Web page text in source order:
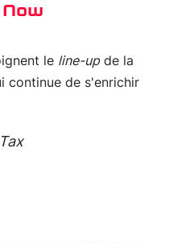
le line-upde la
continue de s'enrichir